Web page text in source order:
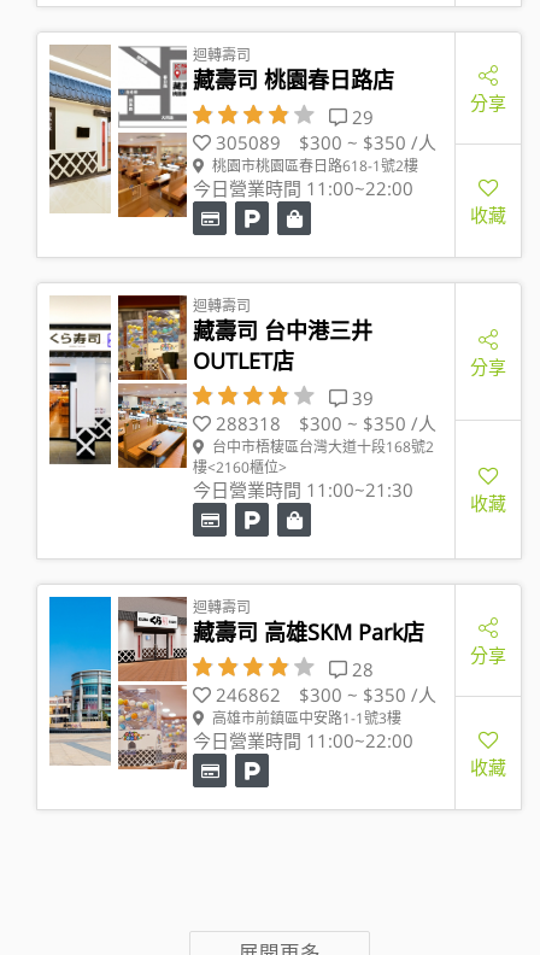
迴轉壽司
藏壽司 桃園春日路店
29
305089
$300 ~ $350 /人
桃園市桃園區春日路618-1號2樓
今日營業時間 11:00~22:00
分享
收藏
迴轉壽司
藏壽司 台中港三井
OUTLET店
39
288318
$300 ~ $350 /人
台中市梧棲區台灣大道十段168號2
樓<2160櫃位>
今日營業時間 11:00~21:30
分享
收藏
迴轉壽司
藏壽司 高雄SKM Park店
28
246862
$300 ~ $350 /人
高雄市前鎮區中安路1-1號3樓
今日營業時間 11:00~22:00
分享
收藏